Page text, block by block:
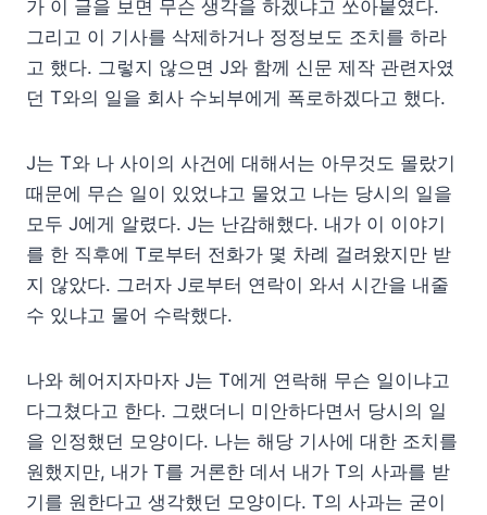
가 이 글을 보면 무슨 생각을 하겠냐고 쏘아붙였다.
그리고 이 기사를 삭제하거나 정정보도 조치를 하라
고 했다. 그렇지 않으면 J와 함께 신문 제작 관련자였
던 T와의 일을 회사 수뇌부에게 폭로하겠다고 했다.
J는 T와 나 사이의 사건에 대해서는 아무것도 몰랐기
때문에 무슨 일이 있었냐고 물었고 나는 당시의 일을
모두 J에게 알렸다. J는 난감해했다. 내가 이 이야기
를 한 직후에 T로부터 전화가 몇 차례 걸려왔지만 받
지 않았다. 그러자 J로부터 연락이 와서 시간을 내줄
수 있냐고 물어 수락했다.
나와 헤어지자마자 J는 T에게 연락해 무슨 일이냐고
다그쳤다고 한다. 그랬더니 미안하다면서 당시의 일
을 인정했던 모양이다. 나는 해당 기사에 대한 조치를
원했지만, 내가 T를 거론한 데서 내가 T의 사과를 받
기를 원한다고 생각했던 모양이다. T의 사과는 굳이